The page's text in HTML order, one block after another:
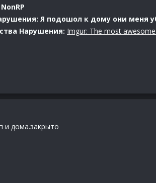
Я подошол к дому они меня
Нарушения: Imgur: The most
и дома.закрыто